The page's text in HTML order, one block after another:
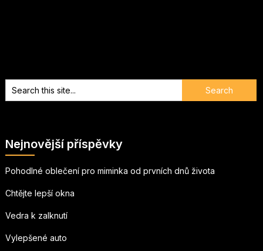
Nejnovější příspěvky
Pohodlné oblečení pro miminka od prvních dnů života
Chtějte lepší okna
Vedra k zalknutí
Vylepšené auto